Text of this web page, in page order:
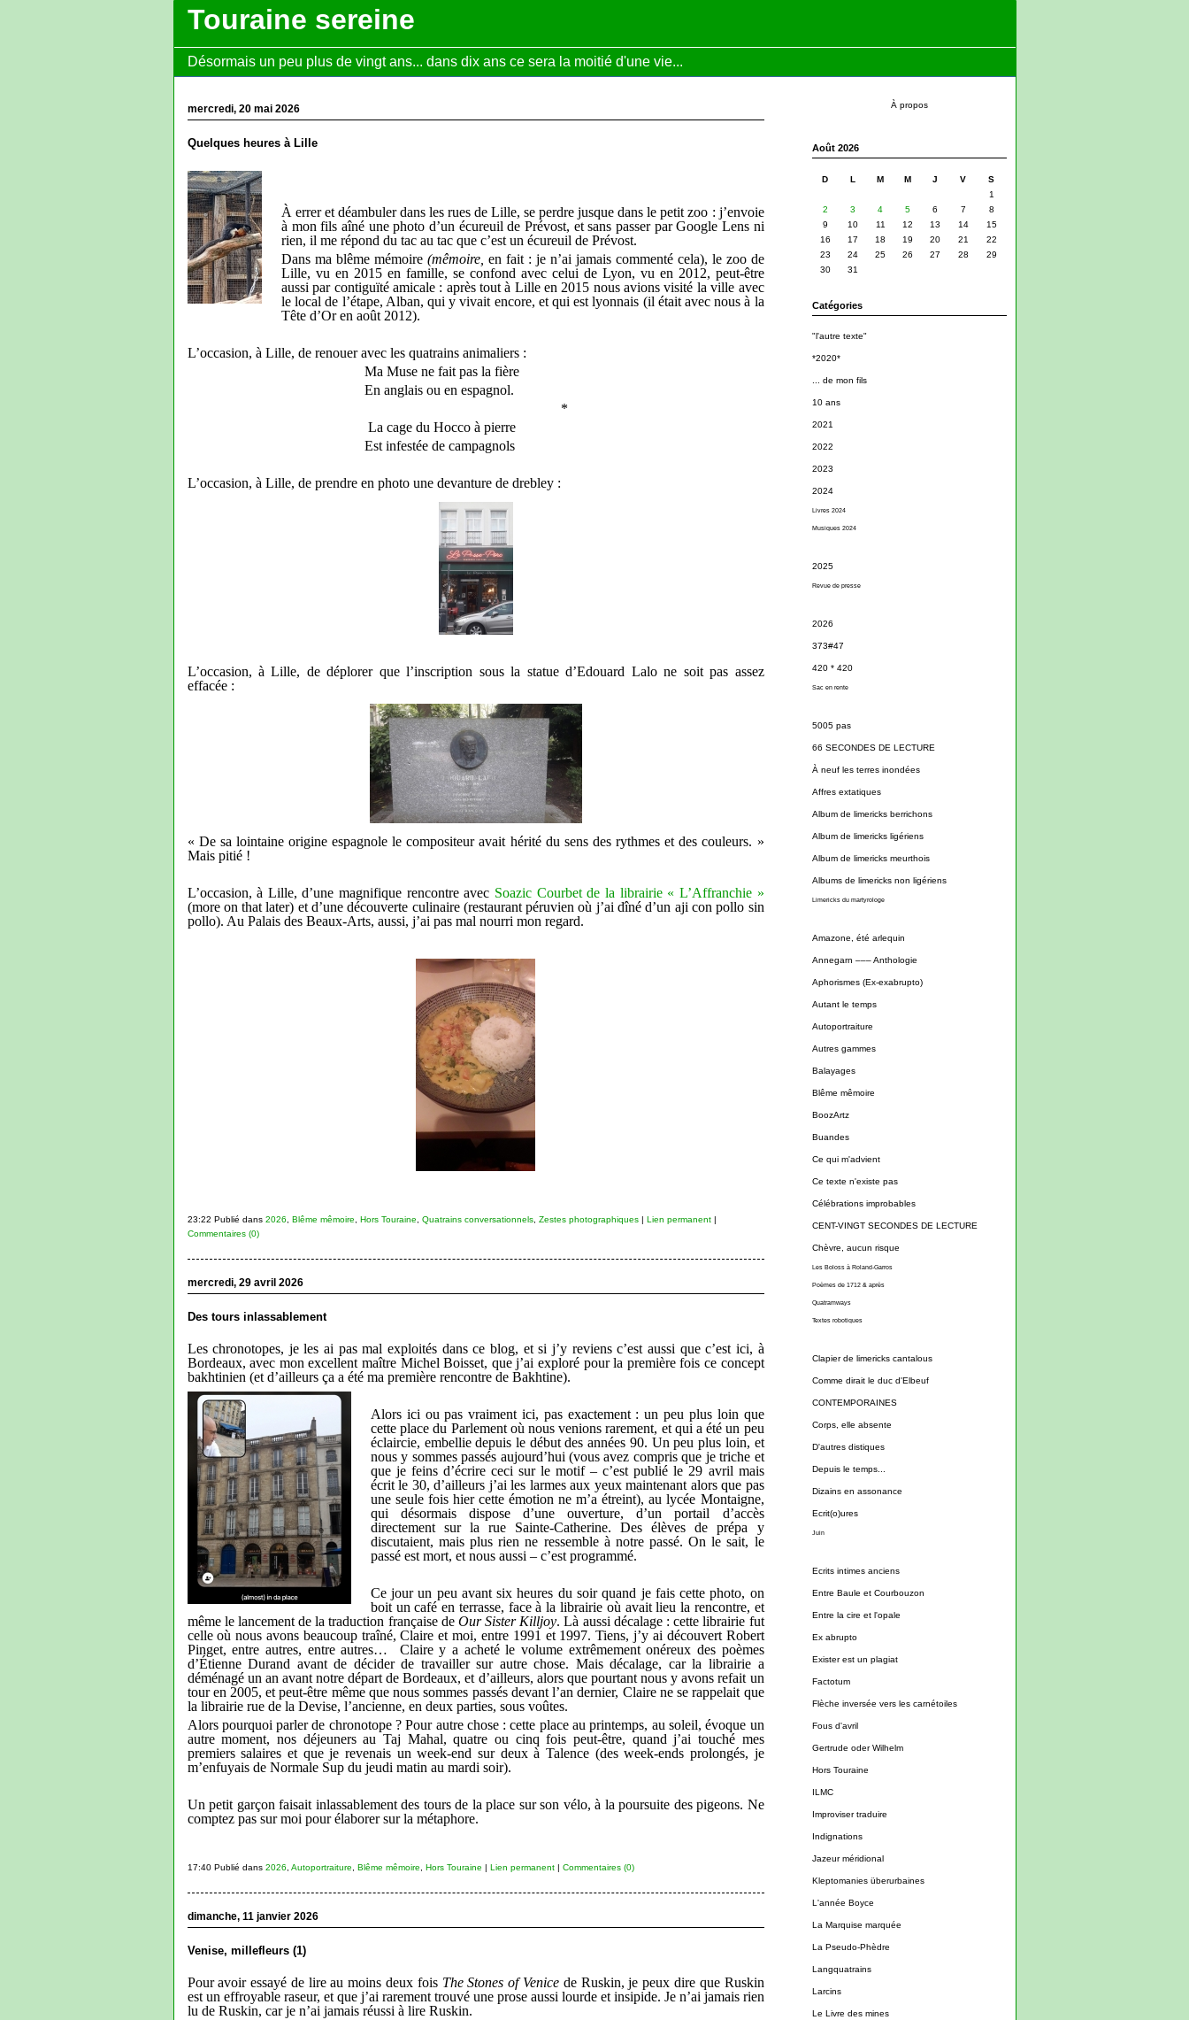
Touraine sereine
Désormais un peu plus de vingt ans... dans dix ans ce sera la moitié d'une vie...
À propos
Août 2026
D L M M J V
S
1
2
3 4 5 6 7
8
9
10 11 12 13 14
15
16
17 18 19 20 21
22
23
24 25 26 27 28
29
30
31
Catégories
"l'autre texte"
*2020*
... de mon fils
10 ans
2021
2022
2023
2024
Livres 2024
Musiques 2024
2025
Revue de presse
2026
373#47
420 * 420
Sac en rente
5005 pas
66 SECONDES DE LECTURE
À neuf les terres inondées
Affres extatiques
Album de limericks berrichons
Album de limericks ligériens
Album de limericks meurthois
Albums de limericks non ligériens
Limericks du martyrologe
Amazone, été arlequin
Annegarn ––– Anthologie
Aphorismes (Ex-exabrupto)
Autant le temps
Autoportraiture
Autres gammes
Balayages
Blême mêmoire
BoozArtz
Buandes
Ce qui m'advient
Ce texte n'existe pas
Célébrations improbables
CENT-VINGT SECONDES DE LECTURE
Chèvre, aucun risque
Les Boloss à Roland-Garros
Poèmes de 1712 & après
Quatramways
Textes robotiques
Clapier de limericks cantalous
Comme dirait le duc d'Elbeuf
CONTEMPORAINES
Corps, elle absente
D'autres distiques
Depuis le temps...
Dizains en assonance
Ecrit(o)ures
Juin
Ecrits intimes anciens
Entre Baule et Courbouzon
Entre la cire et l'opale
Ex abrupto
Exister est un plagiat
Factotum
Flèche inversée vers les carnétoiles
Fous d'avril
Gertrude oder Wilhelm
Hors Touraine
ILMC
Improviser traduire
Indignations
Jazeur méridional
Kleptomanies überurbaines
L'année Boyce
La Marquise marquée
La Pseudo-Phèdre
Langquatrains
Larcins
Le Livre des mines
mercredi, 20 mai 2026
Quelques heures à Lille
À errer et déambuler dans les rues de Lille, se perdre jusque dans le petit zoo : j’envoie
à mon fils aîné une photo d’un écureuil de Prévost, et sans passer par Google Lens ni
rien, il me répond du tac au tac que c’est un écureuil de Prévost.
Dans ma blême mémoire (mêmoire, en fait : je n’ai jamais commenté cela), le zoo de
Lille, vu en 2015 en famille, se confond avec celui de Lyon, vu en 2012, peut-être
aussi par contiguïté amicale : après tout à Lille en 2015 nous avions visité la ville avec
le local de l’étape, Alban, qui y vivait encore, et qui est lyonnais (il était avec nous à la
Tête d’Or en août 2012).
L’occasion, à Lille, de renouer avec les quatrains animaliers :
Ma Muse ne fait pas la fière
En anglais ou en espagnol.
*
La cage du Hocco à pierre
Est infestée de campagnols
L’occasion, à Lille, de prendre en photo une devanture de drebley :
L’occasion, à Lille, de déplorer que l’inscription sous la statue d’Edouard Lalo ne soit pas assez
effacée :
« De sa lointaine origine espagnole le compositeur avait hérité du sens des rythmes et des couleurs. »
Mais pitié !
L’occasion, à Lille, d’une magnifique rencontre avec Soazic Courbet de la librairie « L’Affranchie »
(more on that later) et d’une découverte culinaire (restaurant péruvien où j’ai dîné d’un aji con pollo sin
pollo). Au Palais des Beaux-Arts, aussi, j’ai pas mal nourri mon regard.
23:22 Publié dans 2026 Blême mêmoire Hors Touraine Quatrains conversationnels, Zestes photographiques| Lien permanent|
Commentaires (0)
mercredi, 29 avril 2026
Des tours inlassablement
Les chronotopes, je les ai pas mal exploités dans ce blog, et si j’y reviens c’est aussi que c’est ici, à
Bordeaux, avec mon excellent maître Michel Boisset, que j’ai exploré pour la première fois ce concept
bakhtinien (et d’ailleurs ça a été ma première rencontre de Bakhtine).
Alors ici ou pas vraiment ici, pas exactement : un peu plus loin que
cette place du Parlement où nous venions rarement, et qui a été un peu
éclaircie, embellie depuis le début des années 90. Un peu plus loin, et
nous y sommes passés aujourd’hui (vous avez compris que je triche et
que je feins d’écrire ceci sur le motif – c’est publié le 29 avril mais
écrit le 30, d’ailleurs j’ai les larmes aux yeux maintenant alors que pas
une seule fois hier cette émotion ne m’a étreint), au lycée Montaigne,
qui désormais dispose d’une ouverture, d’un portail d’accès
directement sur la rue Sainte-Catherine. Des élèves de prépa y
discutaient, mais plus rien ne ressemble à notre passé. On le sait, le
passé est mort, et nous aussi – c’est programmé.
Ce jour un peu avant six heures du soir quand je fais cette photo, on
boit un café en terrasse, face à la librairie où avait lieu la rencontre, et
même le lancement de la traduction française de Our Sister Killjoy. Là aussi décalage : cette librairie fut
celle où nous avons beaucoup traîné, Claire et moi, entre 1991 et 1997. Tiens, j’y ai découvert Robert
Pinget, entre autres, entre autres… Claire y a acheté le volume extrêmement onéreux des poèmes
d’Étienne Durand avant de décider de travailler sur autre chose. Mais décalage, car la librairie a
déménagé un an avant notre départ de Bordeaux, et d’ailleurs, alors que pourtant nous y avons refait un
tour en 2005, et peut-être même que nous sommes passés devant l’an dernier, Claire ne se rappelait que
la librairie rue de la Devise, l’ancienne, en deux parties, sous voûtes.
Alors pourquoi parler de chronotope ? Pour autre chose : cette place au printemps, au soleil, évoque un
autre moment, nos déjeuners au Taj Mahal, quatre ou cinq fois peut-être, quand j’ai touché mes
premiers salaires et que je revenais un week-end sur deux à Talence (des week-ends prolongés, je
m’enfuyais de Normale Sup du jeudi matin au mardi soir).
Un petit garçon faisait inlassablement des tours de la place sur son vélo, à la poursuite des pigeons. Ne
comptez pas sur moi pour élaborer sur la métaphore.
17:40 Publié dans 2026 Autoportraiture Blême mêmoire Hors Touraine | Lien permanent| Commentaires (0)
dimanche, 11 janvier 2026
Venise, millefleurs (1)
Pour avoir essayé de lire au moins deux fois The Stones of Venice de Ruskin, je peux dire que Ruskin
est un effroyable raseur, et que j’ai rarement trouvé une prose aussi lourde et insipide. Je n’ai jamais rien
lu de Ruskin, car je n’ai jamais réussi à lire Ruskin.